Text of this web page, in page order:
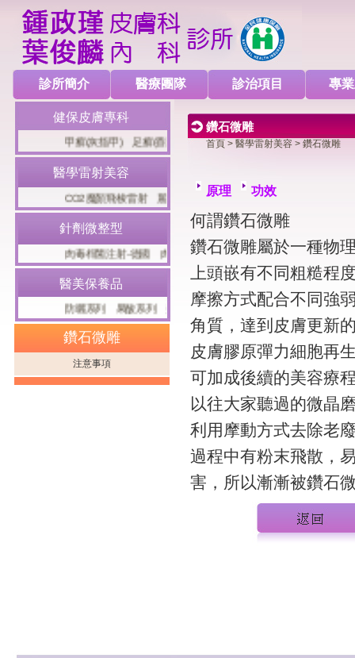
診所簡介 醫療團隊 診治項目 專
健保皮膚專科
醫學雷射美容
針劑微整型
醫美保養品
甲癬(灰指甲) 足癬(香港腳) 冬季濕疹(乾燥性濕疹) 病毒疣
CO2魔顏飛梭雷射 麗芙音波(Liftsonic) 十倍電波
肉毒桿菌注射-德國 肉毒桿菌注射-德國 玻尿酸局部注射 玻尿
防曬系列 果酸系列 美白系列 面膜系列 雷射術後保養 異
鑽石微雕
注意事項
鑽石微雕
首頁 > 醫學雷射美容 > 鑽石微雕
原理 功效
何謂鑽石微雕
鑽石微雕屬於一種物
上頭嵌有不同粗糙程
摩擦方式配合不同強
角質，達到皮膚更新
皮膚膠原彈力細胞再
可加成後續的美容療
以往大家聽過的微晶
利用摩動方式去除老
過程中有粉末飛散，
害，所以漸漸被鑽石